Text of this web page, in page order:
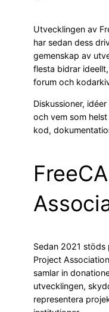
Utvecklingen av
har sedan dess
gemenskap av
flesta bidrar
forum och
Diskussioner,
och vem som
kod,
Sedan 2021 stöds
Project
samlar in
utvecklingen,
representera